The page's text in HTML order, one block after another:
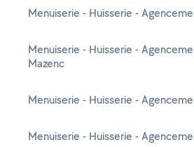
Menuiserie - Huisserie -
Menuiserie - Huisserie -
Mazenc
Menuiserie - Huisserie -
Menuiserie - Huisserie -